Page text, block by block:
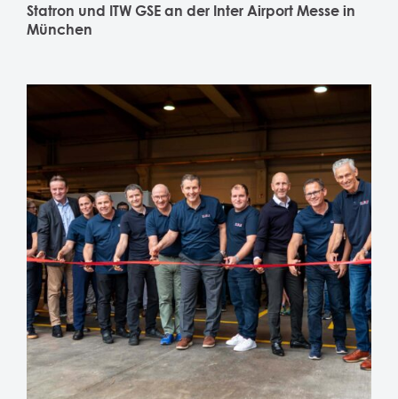
Statron und ITW GSE an der Inter Airport Messe in
München